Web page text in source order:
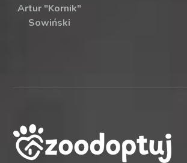
Artur "Kornik"
Sowiński